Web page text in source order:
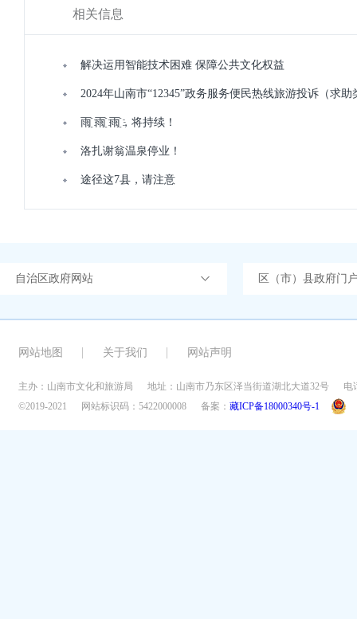
相关信息
解决运用智能技术困难 保障公共文化权益
2024年山南市“12345”政务服务便民热线旅游投诉（求
雨҈ 雨҈ 雨҈，将持续！
洛扎谢翁温泉停业！
途径这7县，请注意
自治区政府网站 区（市）县政府门
网站地图 关于我们 网站声明
主办：山南市文化和旅游局 地址：山南市乃东区泽当街道湖北大道32号
电
©2019-2021
网站标识码：5422000008 备案： 藏ICP备18000340号-1